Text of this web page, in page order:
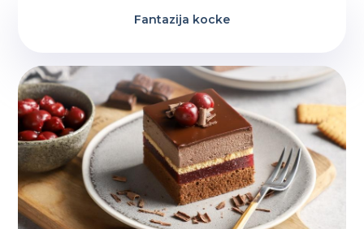
Fantazija kocke